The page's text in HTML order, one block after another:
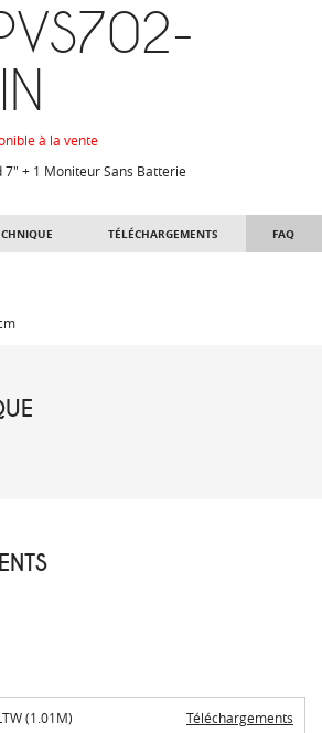
à la vente
7" + 1 Moniteur Sans Batterie
TÉLÉCHARGEMENTS FAQ
(1.01M) Téléchargements